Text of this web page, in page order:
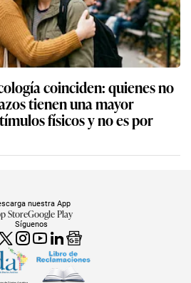
coinciden: quienes no
tienen una mayor
físicos y no es por
Síguenos
nuestra App
StoreGoogle Play